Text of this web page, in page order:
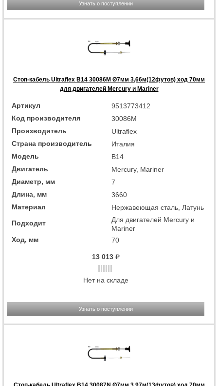
Узнать о поступлении
Стоп-кабель Ultraflex B14 30086M Ø7мм 3,66м(12футов) ход 70мм
для двигателей Mercury и Mariner
Артикул
9513773412
Код производителя
30086M
Производитель
Ultraflex
Страна производитель
Италия
Модель
B14
Двигатель
Mercury, Mariner
Диаметр, мм
7
Длина, мм
3660
Материал
Нержавеющая сталь, Латунь
Подходит
Для двигателей Mercury и
Mariner
Ход, мм
70
13 013
Нет на складе
Узнать о поступлении